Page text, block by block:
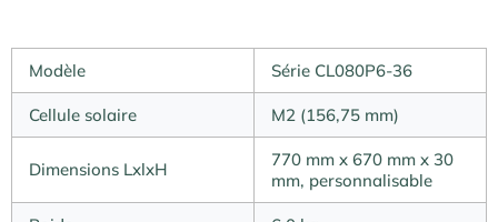
Modèle Série CL080P6-36
Cellule solaire M2 (156,75 mm)
Dimensions LxlxH
770 mm x 670 mm x 30
mm, personnalisable